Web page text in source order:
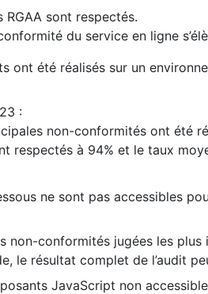
RGAA sont respectés.
du service en ligne
ont été réalisés sur un
:
non-conformités ont été
respectés à 94% et le taux
ne sont pas accessibles
non-conformités jugées les
le résultat complet de l’audit
JavaScript non